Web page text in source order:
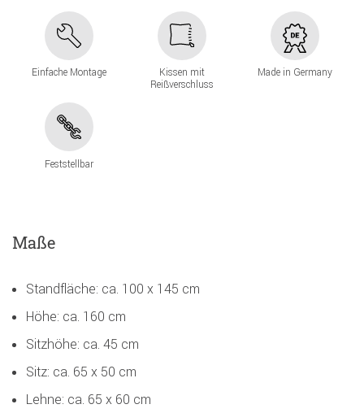
Einfache Montage
Kissen mit
Reißverschluss
Made in Germany
Feststellbar
Maße
Standfläche: ca. 100 x 145 cm
Höhe: ca. 160 cm
Sitzhöhe: ca. 45 cm
Sitz: ca. 65 x 50 cm
Lehne: ca. 65 x 60 cm